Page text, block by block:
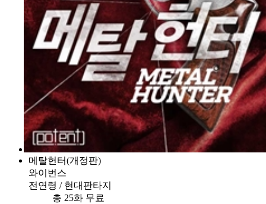
메탈헌터(개정판)
와이번스
전연령 / 현대판타지
총 25화 무료